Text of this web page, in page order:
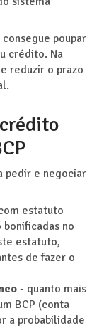
poupar
crédito. Na
reduzir o prazo
pedir e negociar
estatuto
no
estatuto,
de fazer o
- quanto mais
BCP (conta
a probabilidade